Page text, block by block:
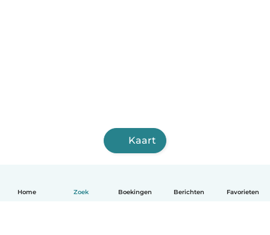
Home Zoek Boekingen Berichten Favorieten
Kaart